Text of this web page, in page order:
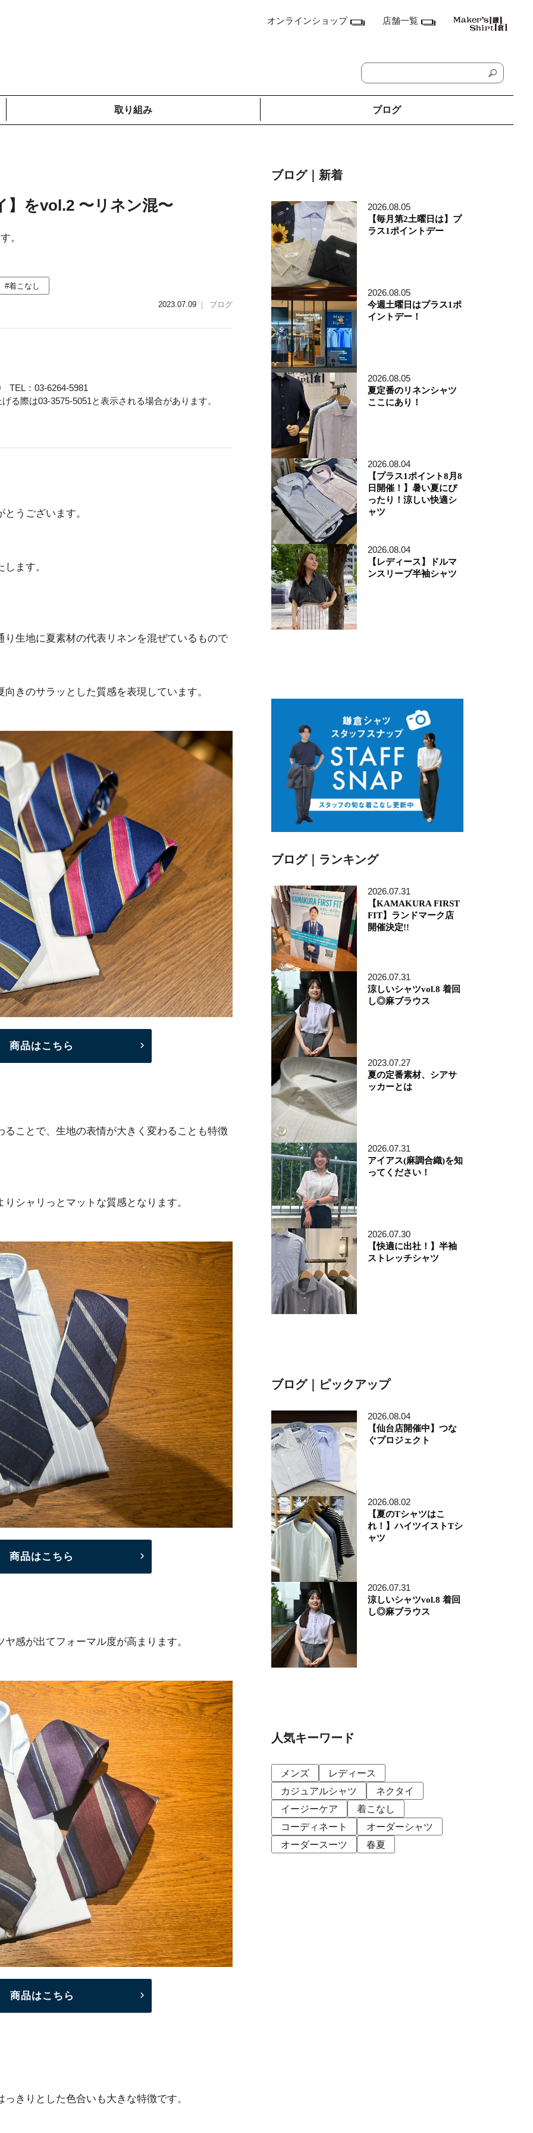
オンラインショップ 店舗一覧
取り組み ブログ
横浜店
ラゾーナ川崎プラザ店
東京都
丸の内丸ビル店
MEN'S アキバ・トリム店
MEN'S 東京ミッドタウン八重洲店
銀座店
アトレ品川店
MEN'S 新宿店
自由が丘MAST店
二子玉川店
MEN'S 渋谷マークシティ店
アトレ恵比寿店
池袋ショッピングパーク店
その他の都道府県
札幌アピア店
仙台シリウス・一番町店
CoCoLo新潟店
名古屋店
京都四条烏丸 三井ビル店
大阪うめきた店
MEN'S 神戸北野坂店
博多深見パークビルディング店
その他
オンラインショップ
商品企画部
人事部（採用）
プレス
貞末奈名子
ディレクター貞末哲兵
貞末タミ子
鎌倉事業構想室
デザイン開発本部
くろすとしゆき
】をvol.2 〜リネン混〜
。
#着こなし
2023.07.09 ｜ ブログ
TEL：03-6264-5981
る際は03-3575-5051と表示される場合があります。
うございます。
ます。
生地に夏素材の代表リネンを混ぜているもので
きのサラッとした質感を表現しています。
商品はこちら
ことで、生地の表情が大きく変わることも特徴
シャリっとマットな質感となります。
商品はこちら
感が出てフォーマル度が高まります。
商品はこちら
きりとした色合いも大きな特徴です。
ブログ｜新着
2026.08.05
【毎月第2土曜日は】プ
ラス1ポイントデー
2026.08.05
今週土曜日はプラス1ポ
イントデー！
2026.08.05
夏定番のリネンシャツ
ここにあり！
2026.08.04
【プラス1ポイント8月8
日開催！】暑い夏にぴ
ったり！涼しい快適シ
ャツ
2026.08.04
【レディース】ドルマ
ンスリーブ半袖シャツ
ブログ｜ランキング
2026.07.31
【KAMAKURA FIRST
FIT】ランドマーク店
開催決定!!
2026.07.31
涼しいシャツvol.8 着回
し◎麻ブラウス
2023.07.27
夏の定番素材、シアサ
ッカーとは
2026.07.31
アイアス(麻調合織)を知
ってください！
2026.07.30
【快適に出社！】半袖
ストレッチシャツ
ブログ｜ピックアップ
2026.08.04
【仙台店開催中】つな
ぐプロジェクト
2026.08.02
【夏のTシャツはこ
れ！】ハイツイストTシ
ャツ
2026.07.31
涼しいシャツvol.8 着回
し◎麻ブラウス
人気キーワード
メンズ
レディース
カジュアルシャツ
ネクタイ
イージーケア
着こなし
コーディネート
オーダーシャツ
オーダースーツ
春夏